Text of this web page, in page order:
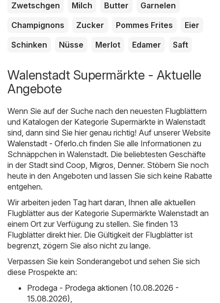
Zwetschgen
Milch Butter
Garnelen
Champignons
Zucker Pommes Frites
Eier
Schinken
Nüsse Merlot Edamer Saft
Walenstadt Supermärkte - Aktuelle
Angebote
Wenn Sie auf der Suche nach den neuesten Flugblättern
und Katalogen der Kategorie Supermärkte in Walenstadt
sind, dann sind Sie hier genau richtig! Auf unserer Website
Walenstadt - Oferlo.ch finden Sie alle Informationen zu
Schnäppchen in Walenstadt. Die beliebtesten Geschäfte
in der Stadt sind Coop, Migros, Denner. Stöbern Sie noch
heute in den Angeboten und lassen Sie sich keine Rabatte
entgehen.
Wir arbeiten jeden Tag hart daran, Ihnen alle aktuellen
Flugblätter aus der Kategorie Supermärkte Walenstadt an
einem Ort zur Verfügung zu stellen. Sie finden 13
Flugblätter direkt hier. Die Gültigkeit der Flugblätter ist
begrenzt, zögern Sie also nicht zu lange.
Verpassen Sie kein Sonderangebot und sehen Sie sich
diese Prospekte an:
Prodega - Prodega aktionen (10.08.2026 -
15.08.2026),